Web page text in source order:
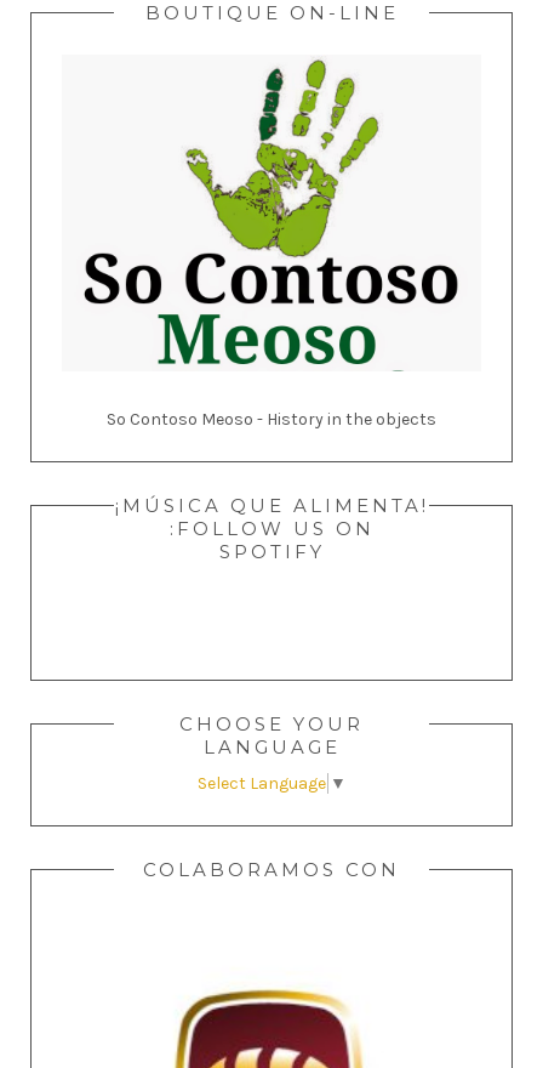
BOUTIQUE ON-LINE
So Contoso Meoso - History in the objects
¡MÚSICA QUE ALIMENTA!
:FOLLOW US ON
SPOTIFY
CHOOSE YOUR
LANGUAGE
Select Language ▼
COLABORAMOS CON